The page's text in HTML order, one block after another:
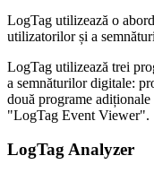
LogTag utilizează o
utilizatorilor și a
LogTag utilizează trei
a semnăturilor digitale:
două programe
"LogTag Event Viewer".
LogTag Analyzer